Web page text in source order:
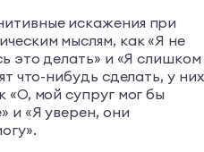
искажения при
мыслям, как «Я не
это делать» и «Я слишком
что-нибудь сделать, у них
«О, мой супруг мог бы
и «Я уверен, они